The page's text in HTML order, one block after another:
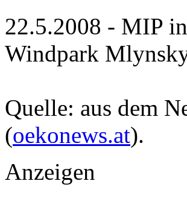
22.5.2008 - MIP
Windpark
Quelle: aus dem
(oekonews.at).
Anzeigen